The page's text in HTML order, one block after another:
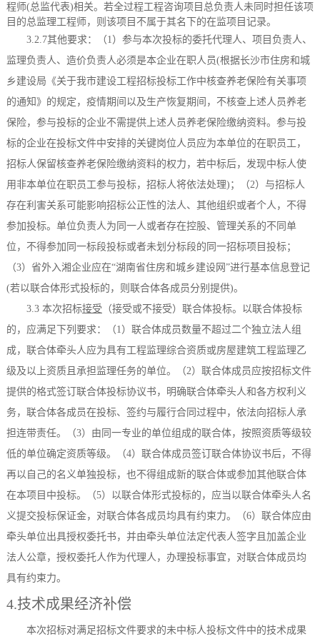
程师(总监代表)相关。若全过程工程咨询项目总负责人未同时担任该项
目的总监理工程师，则该项目不属于其名下的在监项目记录。
3.2.7其他要求：
（1）参与本次投标的委托代理人、项目负责人、
监理负责人、造价负责人必须是本企业在职人员(根据长沙市住房和城
乡建设局《关于我市建设工程招标投标工作中核查养老保险有关事项
的通知》的规定，疫情期间以及生产恢复期间，不核查上述人员养老
保险，参与投标的企业不需提供上述人员养老保险缴纳资料。参与投
标的企业在投标文件中安排的关键岗位人员应为本单位的在职员工，
招标人保留核查养老保险缴纳资料的权力，若中标后，发现中标人使
用非本单位在职员工参与投标，招标人将依法处理)；（2）与招标人
存在利害关系可能影响招标公正性的法人、其他组织或者个人，不得
参加投标。单位负责人为同一人或者存在控股、管理关系的不同单
位，不得参加同一标段投标或者未划分标段的同一招标项目投标；
（3）省外入湘企业应在“湖南省住房和城乡建设网”进行基本信息登记
(若以联合体形式投标的，则联合体各成员分别提供)。
3.3 本次招标接受 （接受或不接受）联合体投标。以联合体投标
的，应满足下列要求：
（1）联合体成员数量不超过二个独立法人组
成，联合体牵头人应为具有工程监理综合资质或房屋建筑工程监理乙
级及以上资质且承担监理任务的单位。（2）联合体成员应按招标文件
提供的格式签订联合体投标协议书，明确联合体牵头人和各方权利义
务，联合体各成员在投标、签约与履行合同过程中，依法向招标人承
担连带责任。（3）由同一专业的单位组成的联合体，按照资质等级较
低的单位确定资质等级。（4）联合体成员签订联合体协议书后，不得
再以自己的名义单独投标，也不得组成新的联合体或参加其他联合体
在本项目中投标。（5）以联合体形式投标的，应当以联合体牵头人名
义提交投标保证金，对联合体各成员均具有约束力。（6）联合体应由
牵头单位出具授权委托书，并由牵头单位法定代表人签字且加盖企业
法人公章，授权委托人作为代理人，办理投标事宜，对联合体成员均
具有约束力。
4.技术成果经济补偿
本次招标对满足招标文件要求的未中标人投标文件中的技术成果